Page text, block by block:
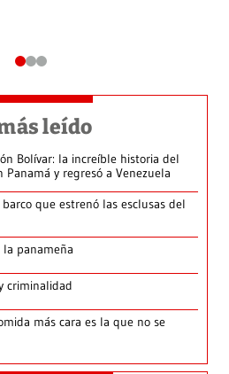
leído
Bolívar: la increíble historia del
y regresó a Venezuela
que estrenó las esclusas del
panameña
criminalidad
más cara es la que no se